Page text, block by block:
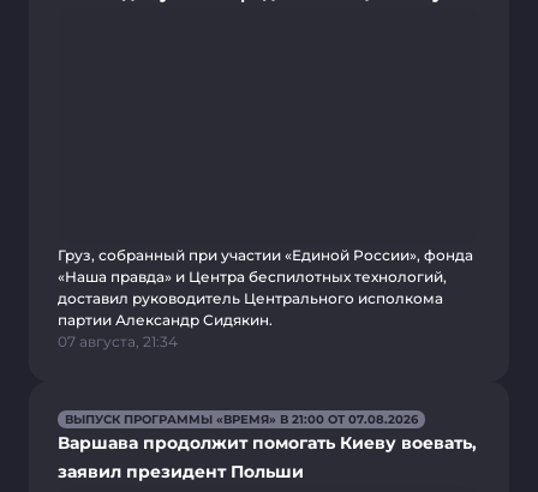
Груз, собранный при участии «Единой России», фонда
«Наша правда» и Центра беспилотных технологий,
доставил руководитель Центрального исполкома
партии Александр Сидякин.
07 августа, 21:34
ВЫПУСК ПРОГРАММЫ «ВРЕМЯ» В 21:00 ОТ 07.08.2026
Варшава продолжит помогать Киеву воевать,
заявил президент Польши